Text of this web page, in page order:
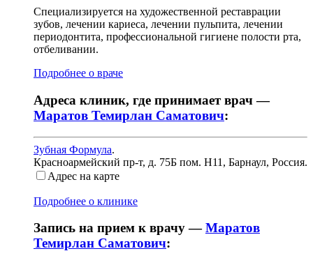
Специализируется на художественной реставрации
зубов, лечении кариеса, лечении пульпита, лечении
периодонтита, профессиональной гигиене полости рта,
отбеливании.
Подробнее о враче
Адреса клиник, где принимает врач —
Маратов Темирлан Саматович:
Зубная Формула.
Красноармейский пр-т, д. 75Б пом. Н11 , Барнаул, Россия.
Адрес на карте
Подробнее о клинике
Запись на прием к врачу —Маратов
Темирлан Саматович: